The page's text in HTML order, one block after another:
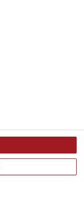
di News&Com S.r.l